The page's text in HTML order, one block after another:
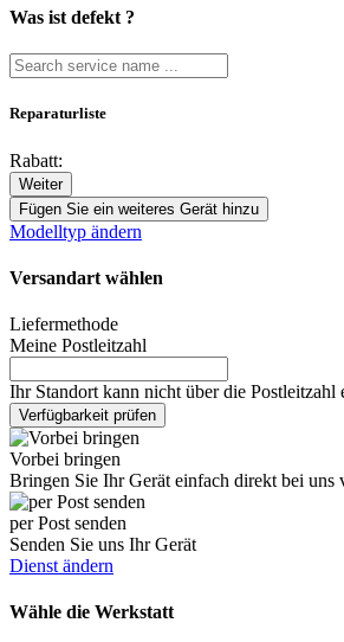
Was ist defekt ?
Reparaturliste
Rabatt:
Weiter
Fügen Sie ein weiteres Gerät hinzu
Modelltyp ändern
Versandart wählen
Liefermethode
Meine Postleitzahl
Ihr Standort kann nicht über die Postleitzahl
Verfügbarkeit prüfen
Vorbei bringen
Bringen Sie Ihr Gerät einfach direkt bei uns
per Post senden
Senden Sie uns Ihr Gerät
Dienst ändern
Wähle die Werkstatt